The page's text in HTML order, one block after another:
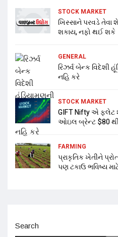
STOCK MARKET
ખિસ્સાને પરવડે તેવા
શકાય, નફો થઈ શકે
GENERAL
રિઝર્વ બેન્ક વિદેશી
નહિ કરે
STOCK MARKET
GIFT Nifty એ
ઓઇલ બ્રેન્ટ $80
FARMING
પ્રાકૃતિક ખેતીને
પણ ટકાઉ ભવિષ્ય
Search